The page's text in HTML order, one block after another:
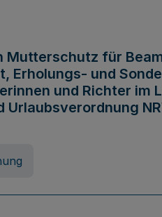
Mutterschutz für
Erholungs- und
und Richter im